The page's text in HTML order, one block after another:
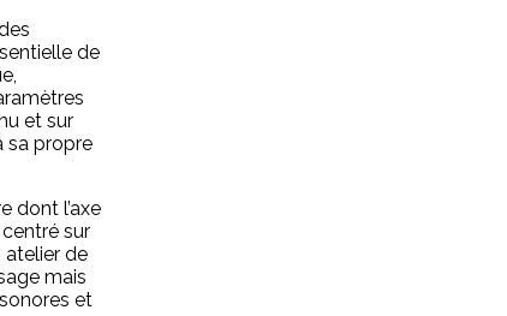
de
et sur
sa propre
dont l’axe
sur
atelier de
mais
et